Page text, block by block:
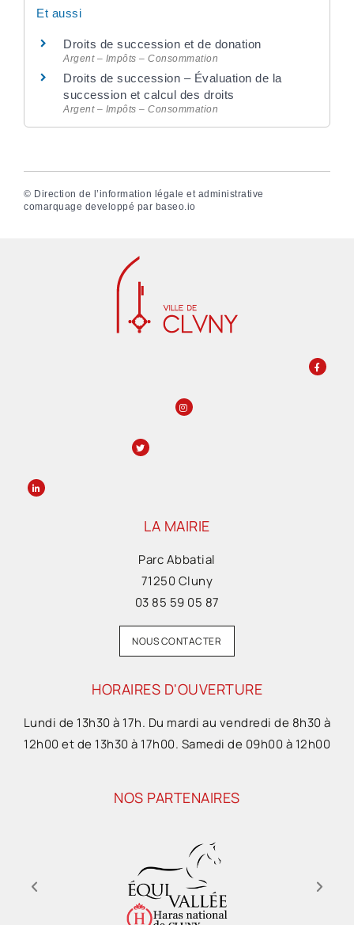
Et aussi
Droits de succession et de donation
Argent – Impôts – Consommation
Droits de succession – Évaluation de la
succession et calcul des droits
Argent – Impôts – Consommation
© Direction de l’information légale et administrative
comarquage developpé par baseo.io
LA MAIRIE
Parc Abbatial
71250 Cluny
03 85 59 05 87
NOUS CONTACTER
HORAIRES D'OUVERTURE
Lundi de 13h30 à 17h. Du mardi au vendredi de 8h30 à
12h00 et de 13h30 à 17h00. Samedi de 09h00 à 12h00
NOS PARTENAIRES